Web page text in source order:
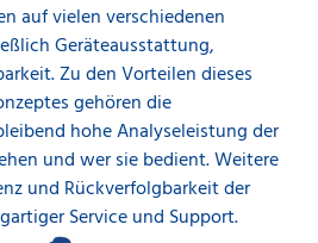
auf vielen verschiedenen
Geräteausstattung,
Zu den Vorteilen dieses
gehören die
hohe Analyseleistung der
und wer sie bedient. Weitere
und Rückverfolgbarkeit der
Service und Support.